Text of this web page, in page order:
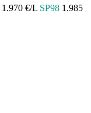
1.970 €/L SP98 1.985